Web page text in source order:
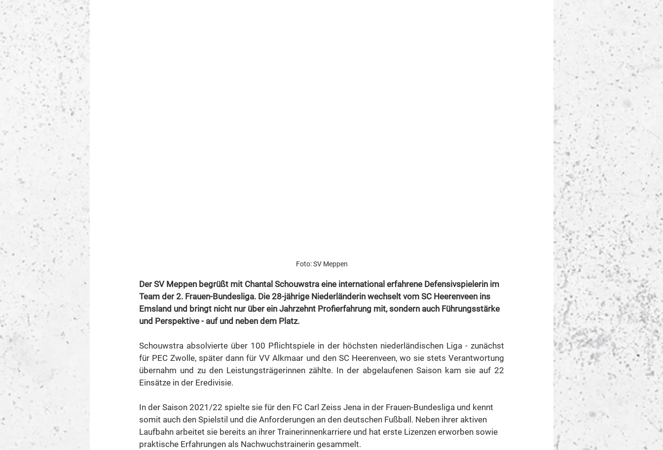
Foto: SV Meppen
Der SV Meppen begrüßt mit Chantal Schouwstra eine international erfahrene Defensivspielerin im
Team der 2. Frauen-Bundesliga. Die 28-jährige Niederländerin wechselt vom SC Heerenveen ins
Emsland und bringt nicht nur über ein Jahrzehnt Profierfahrung mit, sondern auch Führungsstärke
und Perspektive - auf und neben dem Platz.
Schouwstra absolvierte über 100 Pflichtspiele in der höchsten niederländischen Liga - zunächst
für PEC Zwolle, später dann für VV Alkmaar und den SC Heerenveen, wo sie stets Verantwortung
übernahm und zu den Leistungsträgerinnen zählte. In der abgelaufenen Saison kam sie auf 22
Einsätze in der Eredivisie.
In der Saison 2021/22 spielte sie für den FC Carl Zeiss Jena in der Frauen-Bundesliga und kennt
somit auch den Spielstil und die Anforderungen an den deutschen Fußball. Neben ihrer aktiven
Laufbahn arbeitet sie bereits an ihrer Trainerinnenkarriere und hat erste Lizenzen erworben sowie
praktische Erfahrungen als Nachwuchstrainerin gesammelt.